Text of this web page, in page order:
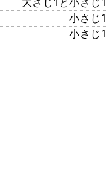
大さじ1と小さじ1
小さじ1
小さじ1